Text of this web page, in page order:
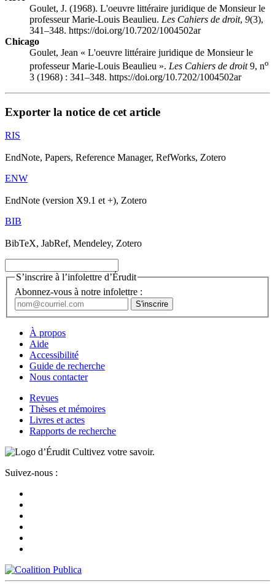
Goulet, J. (1968). L'oeuvre littéraire juridique de Monsieur le
professeur Marie-Louis Beaulieu. Les Cahiers de droit, 9(3),
341–348. https://doi.org/10.7202/1004502ar
Chicago
Goulet, Jean « L'oeuvre littéraire juridique de Monsieur le
professeur Marie-Louis Beaulieu ». Les Cahiers de droit9, no
3 (1968) : 341–348. https://doi.org/10.7202/1004502ar
Exporter la notice de cet article
RIS
EndNote, Papers, Reference Manager, RefWorks, Zotero
ENW
EndNote (version X9.1 et +), Zotero
BIB
BibTeX, JabRef, Mendeley, Zotero
S’inscrire à l’infolettre d’Érudit
Abonnez-vous à notre infolettre :
À propos
Aide
Accessibilité
Guide de recherche
Nous contacter
Revues
Thèses et mémoires
Livres et actes
Rapports de recherche
Cultivez votre savoir.
Suivez-nous :